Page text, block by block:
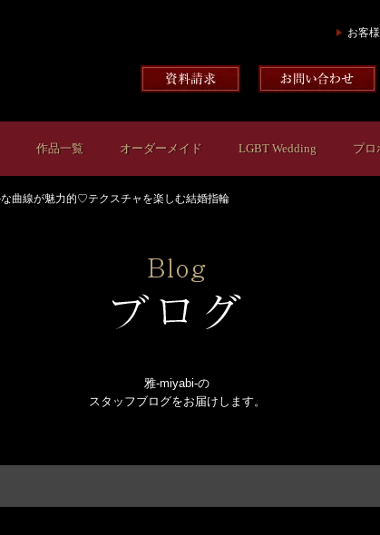
お客
作品一覧 オーダーメイド LGBT Wedding プロ
曲線が魅力的♡テクスチャを楽しむ結婚指輪
雅-miyabi-の
スタッフブログをお届けします。